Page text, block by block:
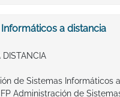
a distancia
DISTANCIA
de Sistemas Informáticos
Administración de